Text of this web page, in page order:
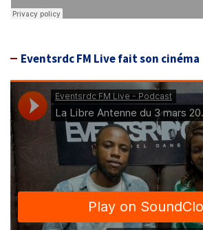
Eventsrdc FM Live fait son cinéma